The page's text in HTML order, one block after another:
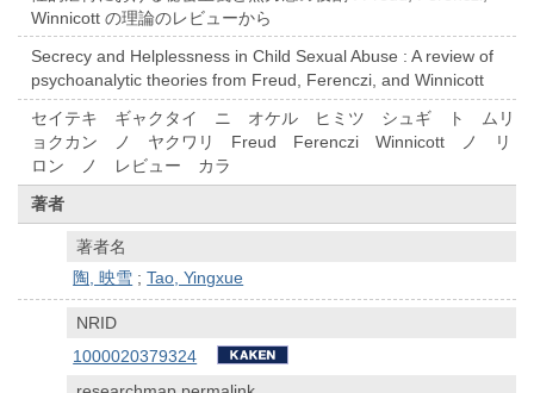
Winnicott の理論のレビューから
Secrecy and Helplessness in Child Sexual Abuse : A review of
psychoanalytic theories from Freud, Ferenczi, and Winnicott
セイテキ ギャクタイ ニ オケル ヒミツ シュギ ト ムリ
ョクカン ノ ヤクワリ Freud Ferenczi Winnicott ノ リ
ロン ノ レビュー カラ
著者
著者名
陶, 映雪 ;Tao, Yingxue
NRID
1000020379324